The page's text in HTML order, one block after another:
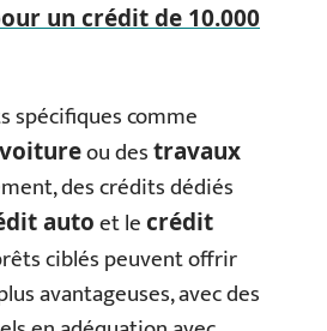
un crédit de 10.000
spécifiques comme
voitureou destravaux
des crédits dédiés
autoet lecrédit
ciblés peuvent offrir
avantageuses, avec des